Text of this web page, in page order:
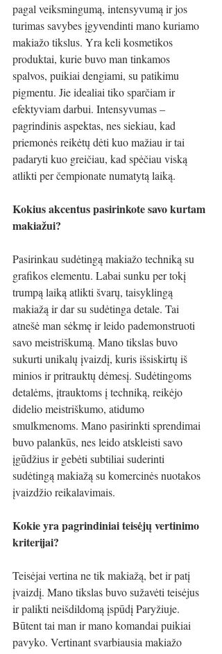
pagal veiksmingumą, intensyvumą ir jos
turimas savybes įgyvendinti mano kuriamo
makiažo tikslus. Yra keli kosmetikos
produktai, kurie buvo man tinkamos
spalvos, puikiai dengiami, su patikimu
pigmentu. Jie idealiai tiko sparčiam ir
efektyviam darbui. Intensyvumas –
pagrindinis aspektas, nes siekiau, kad
priemonės reikėtų dėti kuo mažiau ir tai
padaryti kuo greičiau, kad spėčiau viską
atlikti per čempionate numatytą laiką.
Kokius akcentus pasirinkote savo kurtam
makiažui?
Pasirinkau sudėtingą makiažo techniką su
grafikos elementu. Labai sunku per tokį
trumpą laiką atlikti švarų, taisyklingą
makiažą ir dar su sudėtinga detale. Tai
atnešė man sėkmę ir leido pademonstruoti
savo meistriškumą. Mano tikslas buvo
sukurti unikalų įvaizdį, kuris išsiskirtų iš
minios ir pritrauktų dėmesį. Sudėtingoms
detalėms, įtrauktoms į techniką, reikėjo
didelio meistriškumo, atidumo
smulkmenoms. Mano pasirinkti sprendimai
buvo palankūs, nes leido atskleisti savo
įgūdžius ir gebėti subtiliai suderinti
sudėtingą makiažą su komercinės nuotakos
įvaizdžio reikalavimais.
Kokie yra pagrindiniai teisėjų vertinimo
kriterijai?
Teisėjai vertina ne tik makiažą, bet ir patį
įvaizdį. Mano tikslas buvo sužavėti teisėjus
ir palikti neišdildomą įspūdį Paryžiuje.
Būtent tai man ir mano komandai puikiai
pavyko. Vertinant svarbiausia makiažo